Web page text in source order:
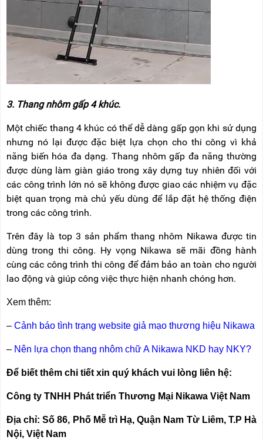
3. Thang nhôm gấp 4 khúc.
Một chiếc thang 4 khúc có thể dễ dàng gấp gọn khi sử dụng
nhưng nó lại được đặc biệt lựa chọn cho thi công vì khả
năng biến hóa đa dạng. Thang nhôm gấp đa năng thường
được dùng làm giàn giáo trong xây dựng tuy nhiên đối với
các công trình lớn nó sẽ không được giao các nhiệm vụ đặc
biệt quan trọng mà chủ yếu dùng để lắp đặt hệ thống điện
trong các công trình.
Trên đây là top 3 sản phẩm thang nhôm Nikawa được tin
dùng trong thi công. Hy vọng Nikawa sẽ mãi đồng hành
cùng các công trình thi công để đảm bảo an toàn cho người
lao động và giúp công việc thực hiện nhanh chóng hơn.
Xem thêm:
– Cảnh báo tình trạng website giả mạo thương hiệu Nikawa
– Nên lựa chọn thang nhôm chữ A Nikawa NKD hay NKY?
Để biết thêm chi tiết xin quý khách vui lòng liên hệ:
Công ty TNHH Phát triển Thương Mại Nikawa Việt Nam
Địa chỉ: Số 86, Phố Mễ trì Hạ, Quận Nam Từ Liêm, T.P Hà
Nội, Việt Nam